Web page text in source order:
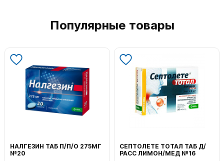
Популярные товары
НАЛГЕЗИН ТАБ П/П/О 275МГ
№20
СЕПТОЛЕТЕ ТОТАЛ ТАБ Д/
РАСС ЛИМОН/МЕД №16